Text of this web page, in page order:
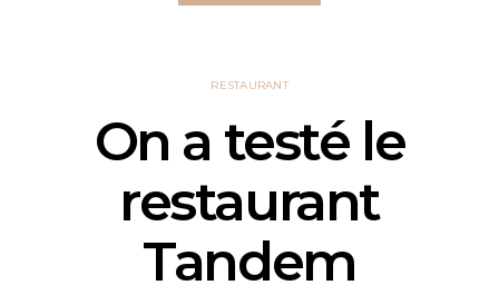
RESTAURANT
On a testé le
restaurant
Tandem